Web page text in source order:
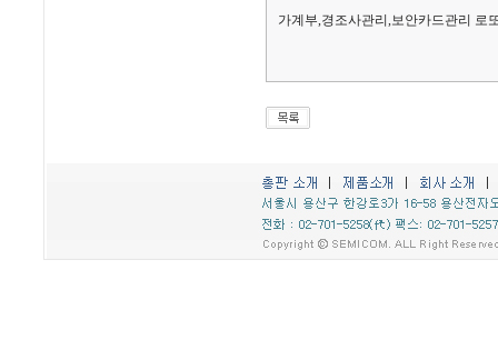
가계부,경조사관리,보안카드관리 로